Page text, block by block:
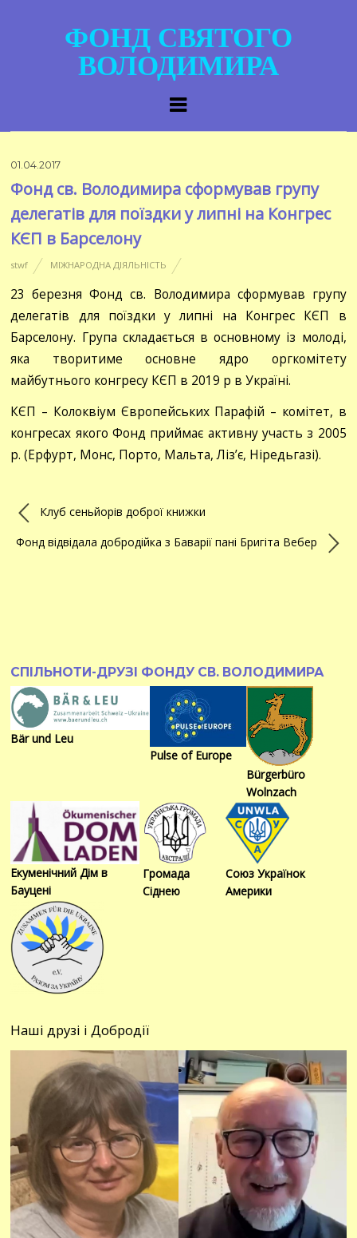
ФОНД СВЯТОГО
ВОЛОДИМИРА
01.04.2017
Фонд св. Володимира сформував групу
делегатів для поїздки у липні на Конгрес
КЄП в Барселону
stwf МІЖНАРОДНА ДІЯЛЬНІСТЬ
23 березня Фонд св. Володимира сформував групу
делегатів для поїздки у липні на Конгрес КЄП в
Барселону. Група складається в основному із молоді,
яка творитиме основне ядро оргкомітету
майбутнього конгресу КЄП в 2019 р в Україні.
КЄП – Колоквіум Європейських Парафій – комітет, в
конгресах якого Фонд приймає активну участь з 2005
р. (Ерфурт, Монс, Порто, Мальта, Ліз’є, Ніредьгазі).
Клуб сеньйорів доброї книжки
Фонд відвідала добродійка з Баварії пані Бригіта Вебер
СПІЛЬНОТИ-ДРУЗІ ФОНДУ СВ. ВОЛОДИМИРА
Bär und Leu
Pulse of Europe
Bürgerbüro
Wolnzach
Екуменічний Дім в
Бауцені
Громада
Сіднею
Союз Українок
Америки
Наші друзі і Добродії